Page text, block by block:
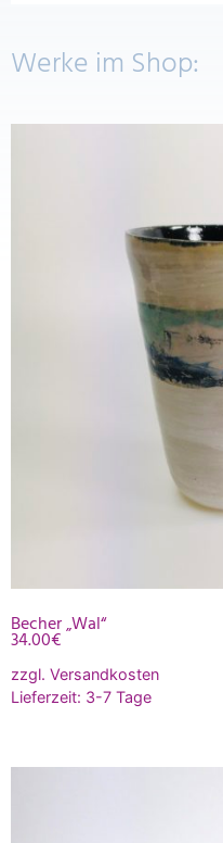
Werke im Shop:
Becher „Wal“
34.00€
zzgl. Versandkosten
Lieferzeit: 3-7 Tage